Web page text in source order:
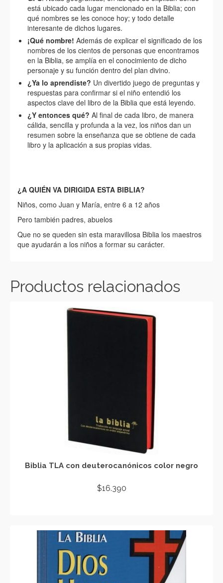
está ubicado cada lugar mencionado en la Biblia; con
qué nombres se les conoce hoy; y todo detalle
interesante de dichos lugares.
¡Qué nombre! Además de explicar el significado de los
nombres de los cientos de personas que encontramos
en la Biblia, se amplía en el conocimiento de dicho
personaje y su función dentro del plan divino.
¿Ya lo aprendiste? Un divertido juego de preguntas y
respuestas para confirmar si el niño entendió los
aspectos clave del libro de la Biblia que está leyendo.
¿Y entonces qué? Al final de cada libro, de manera
cálida, sencilla y profunda a la vez, los niños dan un
resumen sobre la enseñanza que se obtiene de cada
libro y la aplicación a sus propias vidas.
¿A QUIÉN VA DIRIGIDA ESTA BIBLIA?
Niños, como Juan y María, entre 6 a 12 años
Pero también padres, abuelos
Que no se queden sin esta maravillosa Biblia los maestros
que ayudarán a los niños a formar su carácter.
Productos relacionados
Biblia TLA con deuterocanónicos color negro
$16.390